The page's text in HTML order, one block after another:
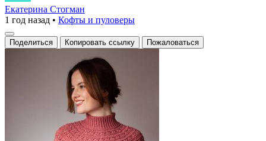
уютный
и
стильный
Екатерина Стогман
1 год назад • Кофты и пуловеры
Поделиться Копировать ссылку Пожаловаться